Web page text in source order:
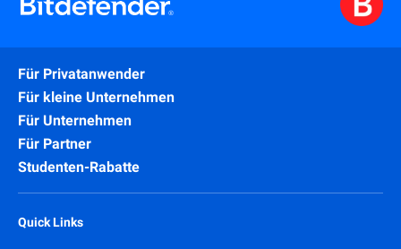
Für Privatanwender
Für kleine Unternehmen
Für Unternehmen
Für Partner
Studenten-Rabatte
Quick Links